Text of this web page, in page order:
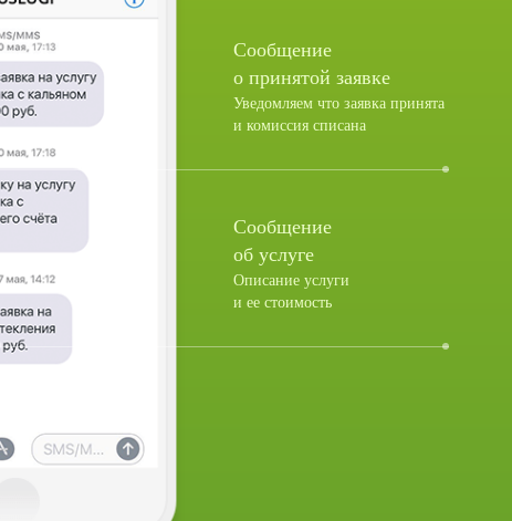
Сообщение
о принятой заявке
Уведомляем что заявка принята
и комиссия списана
Сообщение
об услуге
Описание услуги
и ее стоимость